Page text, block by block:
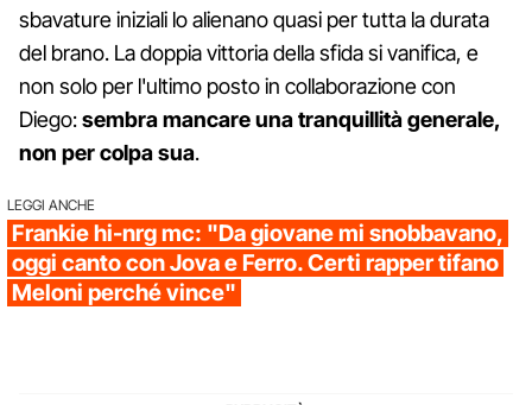
sbavature iniziali lo alienano quasi per tutta la durata
del brano. La doppia vittoria della sfida si vanifica, e
non solo per l'ultimo posto in collaborazione con
Diego:sembra mancare una tranquillità generale,
non per colpa sua.
LEGGI ANCHE
Frankie hi-nrg mc: "Da giovane mi snobbavano,
oggi canto con Jova e Ferro. Certi rapper tifano
Meloni perché vince"